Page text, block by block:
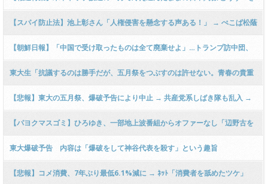
か？「自分で置いてけぼり」と自民元重鎮の嘆き [5/16] [ばーど★]
【スパイ防止法】池上彰さん「人権侵害を懸念する声ある！」 → ぺこぱ松蔭
寺さん「スパイ防止法で困るのはスパイ！」とド正論でバッサリ斬り捨てる
ｗｗｗｗｗｗｗｗｗｗｗｗｗ
【朝鮮日報】「中国で受け取ったものは全て廃棄せよ」…トランプ訪中団、
帰国の大統領専用機でセキュリティー徹底
東大生「抗議するのは勝手だが、五月祭をつぶすのは許せない。青春の貴重
な1日は取り返せない」
【悲報】東大の五月祭、爆破予告により中止 → 共産党系しばき隊も乱入 →
大損害を受けた東大生たち、妨害者達へ集団訴訟を検討するカオス展開へ ｗ
ｗｗｗｗｗｗｗｗｗｗ
【パヨクマスゴミ】ひろゆき、一部地上波番組からオファーなし「辺野古を
イジってから呼ばれなくなった」
東大爆破予告 内容は「爆破をして神谷代表を殺す」という趣旨
【悲報】コメ消費、7年ぶり最低6.1%減に → ﾈｯﾄ「消費者を舐めたツケ」